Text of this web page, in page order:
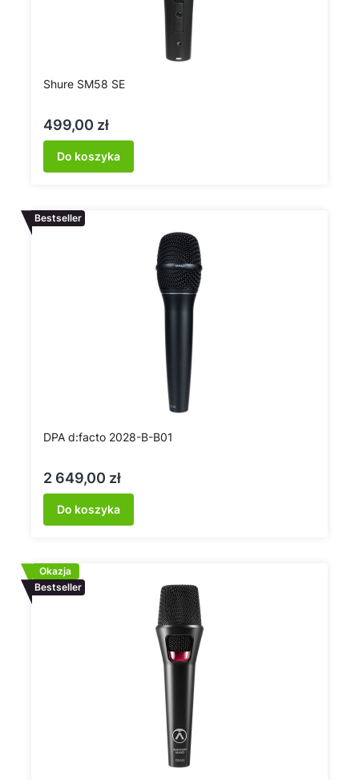
Shure SM58 SE
Cena
499,00 zł
Do koszyka
Bestseller
DPA d:facto 2028-B-B01
Cena
2 649,00 zł
Do koszyka
Okazja
Bestseller